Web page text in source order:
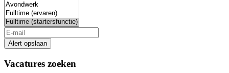
Alert opslaan
Vacatures zoeken